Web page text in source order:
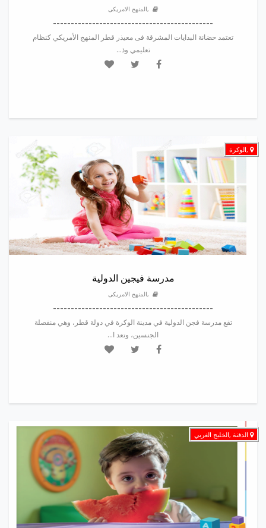
,المنهج الامريكى
---------------------------------------------
تعتمد حضانة البدايات المشرقة فى معيذر قطر المنهج الأمريكي كنظام
تعليمي وذ...
,الوكرة
مدرسة فيجين الدولية
,المنهج الامريكى
---------------------------------------------
تقع مدرسة فجن الدولية في مدينة الوكرة في دولة قطر، وهي منفصلة
الجنسين، وتعد ا...
الدفنة ,الخليج الغربي